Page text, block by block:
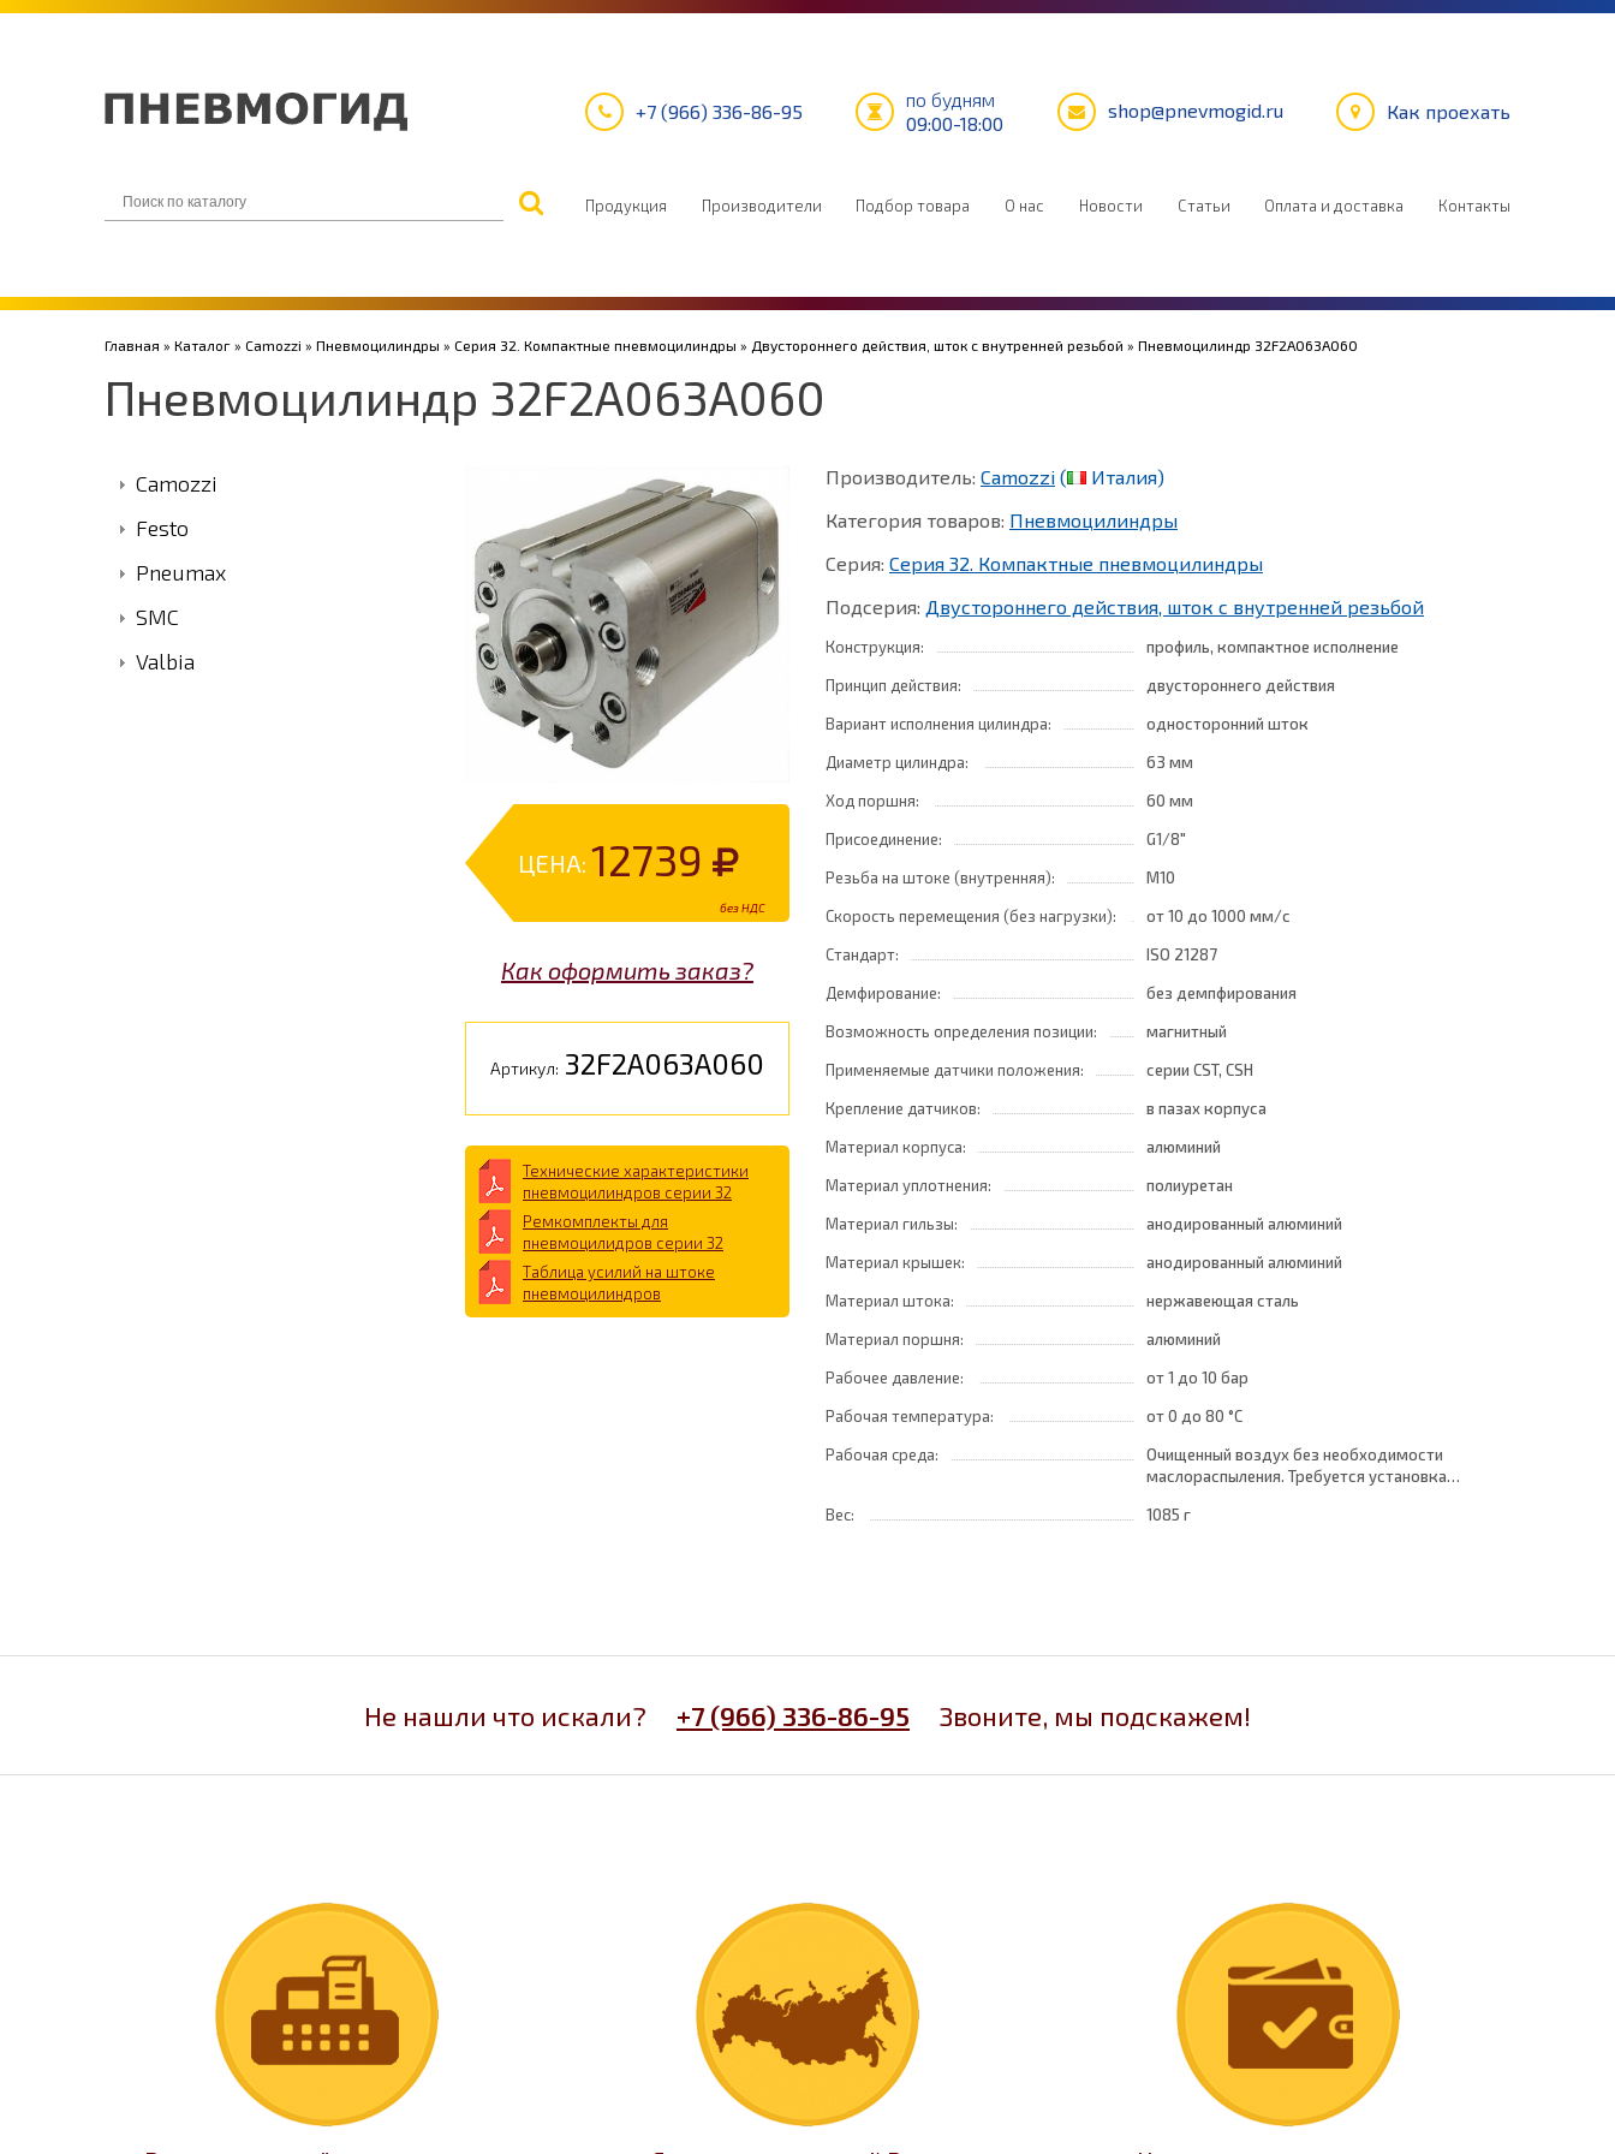
+7 (966) 336-86-95
по будням
09:00-18:00
shop@pnevmogid.ru Как проехать
Продукция Производители Подбор товара О нас Новости Статьи Оплата и доставка Контакты
Главная » Каталог » Camozzi » Пневмоцилиндры » Серия 32. Компактные пневмоцилиндры » Двустороннего действия, шток с внутренней резьбой » Пневмоцилиндр 32F2A063A060
Пневмоцилиндр 32F2A063A060
Camozzi
Festo
Pneumax
SMC
Valbia
ЦЕНА: 12739
без НДС
Как оформить заказ?
Артикул: 32F2A063A060
Технические характеристики
пневмоцилиндров серии 32
Ремкомплекты для
пневмоцилидров серии 32
Таблица усилий на штоке
пневмоцилиндров
Производитель: Camozzi (
Италия)
Категория товаров: Пневмоцилиндры
Серия: Серия 32. Компактные пневмоцилиндры
Подсерия: Двустороннего действия, шток с внутренней резьбой
Конструкция:
профиль, компактное исполнение
Принцип действия:
двустороннего действия
Вариант исполнения цилиндра:
односторонний шток
Диаметр цилиндра:
63 мм
Ход поршня:
60 мм
Присоединение:
G1/8"
Резьба на штоке (внутренняя):
M10
Скорость перемещения (без нагрузки):
от 10 до 1000 мм/с
Стандарт:
ISO 21287
Демфирование:
без демпфирования
Возможность определения позиции:
магнитный
Применяемые датчики положения:
серии CST, CSH
Крепление датчиков:
в пазах корпуса
Материал корпуса:
алюминий
Материал уплотнения:
полиуретан
Материал гильзы:
анодированный алюминий
Материал крышек:
анодированный алюминий
Материал штока:
нержавеющая сталь
Материал поршня:
алюминий
Рабочее давление:
от 1 до 10 бар
Рабочая температура:
от 0 до 80 °C
Рабочая среда:
Очищенный воздух без необходимости
маслораспыления. Требуется установка
обеспечивающего класс очистки воздуха по
Вес: 1085 г
Не нашли что искали? +7 (966) 336-86-95 Звоните, мы подскажем!